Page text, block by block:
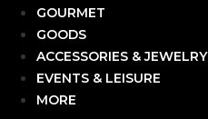
GOURMET
GOODS
ACCESSORIES & JEWELRY
EVENTS & LEISURE
MORE